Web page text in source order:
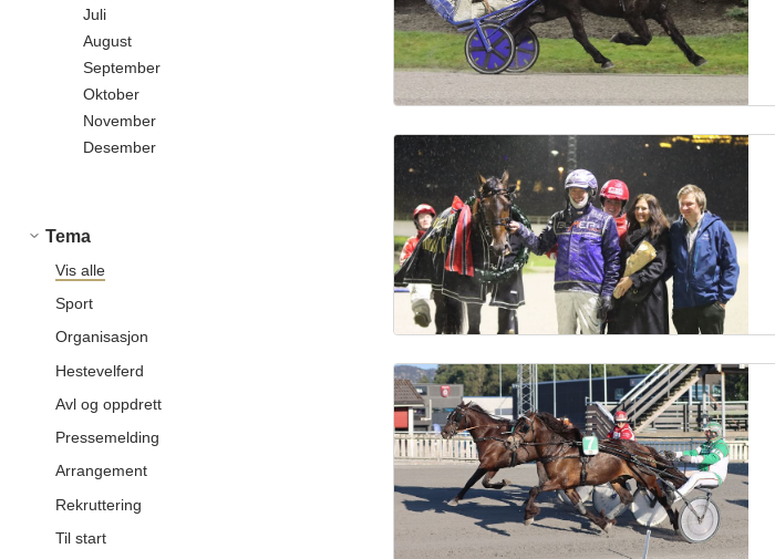
Juli
August
September
Oktober
November
Desember
Tema
Vis alle
Sport
Organisasjon
Hestevelferd
Avl og oppdrett
Pressemelding
Arrangement
Rekruttering
Til start